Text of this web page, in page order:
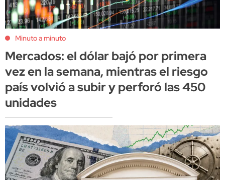
Minuto a minuto
Mercados: el dólar bajó por primera
vez en la semana, mientras el riesgo
país volvió a subir y perforó las 450
unidades